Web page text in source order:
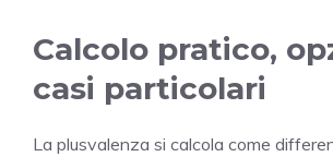
Calcolo pratico,
casi particolari
La plusvalenza si calcola come